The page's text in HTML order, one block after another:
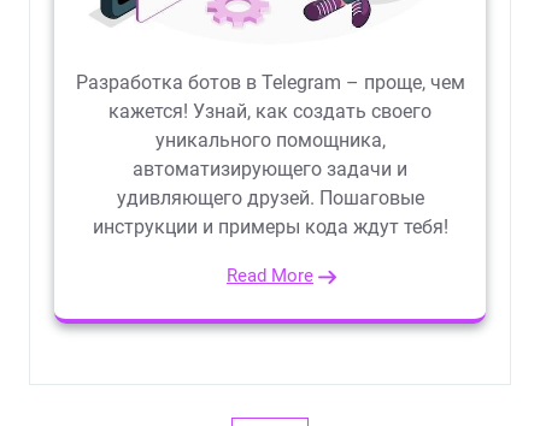
Разработка ботов в Telegram – проще, чем
кажется! Узнай, как создать своего
уникального помощника,
автоматизирующего задачи и
удивляющего друзей. Пошаговые
инструкции и примеры кода ждут тебя!
Read More